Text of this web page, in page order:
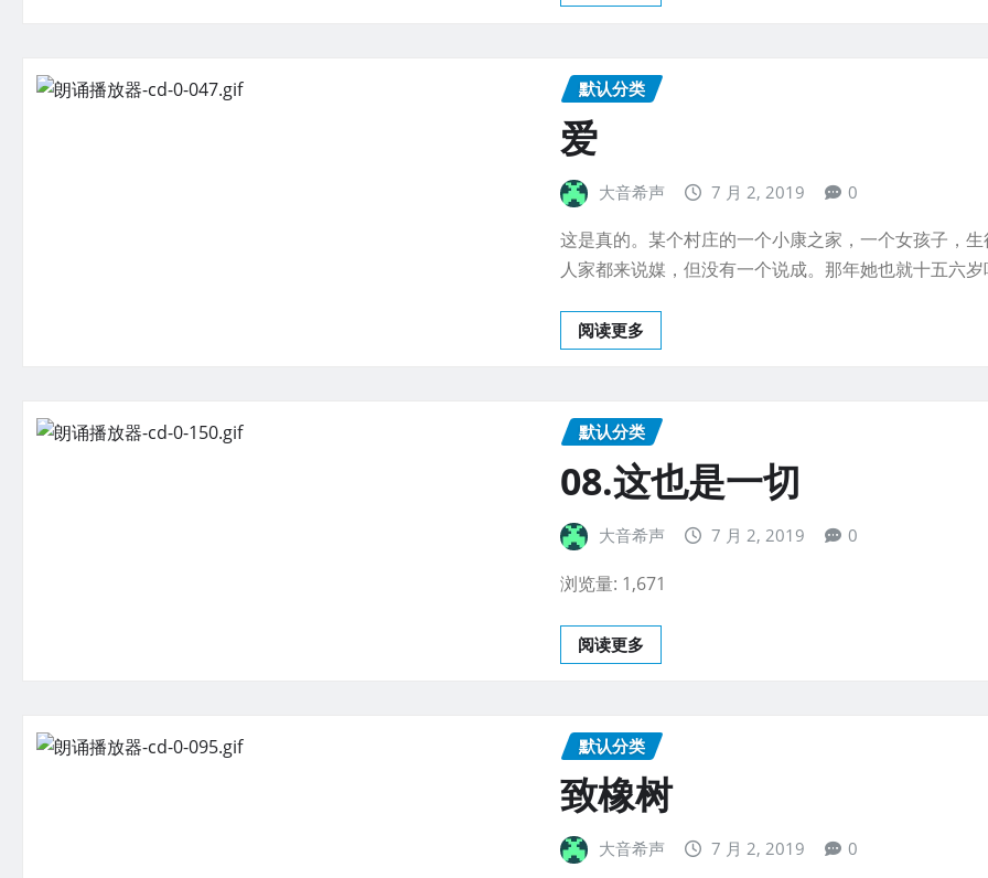
默认分类
爱
大音希声 7 月 2, 2019 0
这是真的。某个村庄的一个小康之家，一个女孩子，
人家都来说媒，但没有一个说成。那年她也就十五六岁
阅读更多
默认分类
08.这也是一切
大音希声 7 月 2, 2019 0
浏览量: 1,671
阅读更多
默认分类
致橡树
大音希声 7 月 2, 2019 0